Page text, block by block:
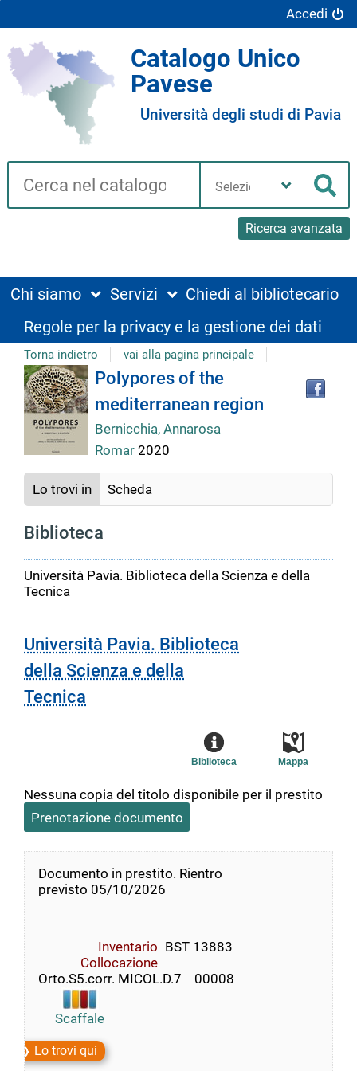
Accedi
Catalogo Unico
Pavese
Università degli studi di Pavia
Cerca su "Catalogo"
Ricerca avanzata
biblioteca
Chi siamo Servizi
Chiedi al bibliotecario
Regole per la privacy e la gestione dei dati
Torna indietro vai alla pagina principale
Dettaglio
del
documento
Polypores of the
mediterranean region
Bernicchia, Annarosa
Romar 2020
Lo trovi in Scheda
Biblioteca
Università Pavia. Biblioteca della Scienza e della
Tecnica
Università Pavia. Biblioteca
della Scienza e della
Tecnica
Mappa
Biblioteca
Nessuna copia del titolo disponibile per il prestito
Prenotazione documento
Documento in prestito. Rientro
previsto 05/10/2026
Inventario BST 13883
Collocazione
Orto.S5.corr. MICOL.D.7    00008
Scaffale
Lo trovi qui